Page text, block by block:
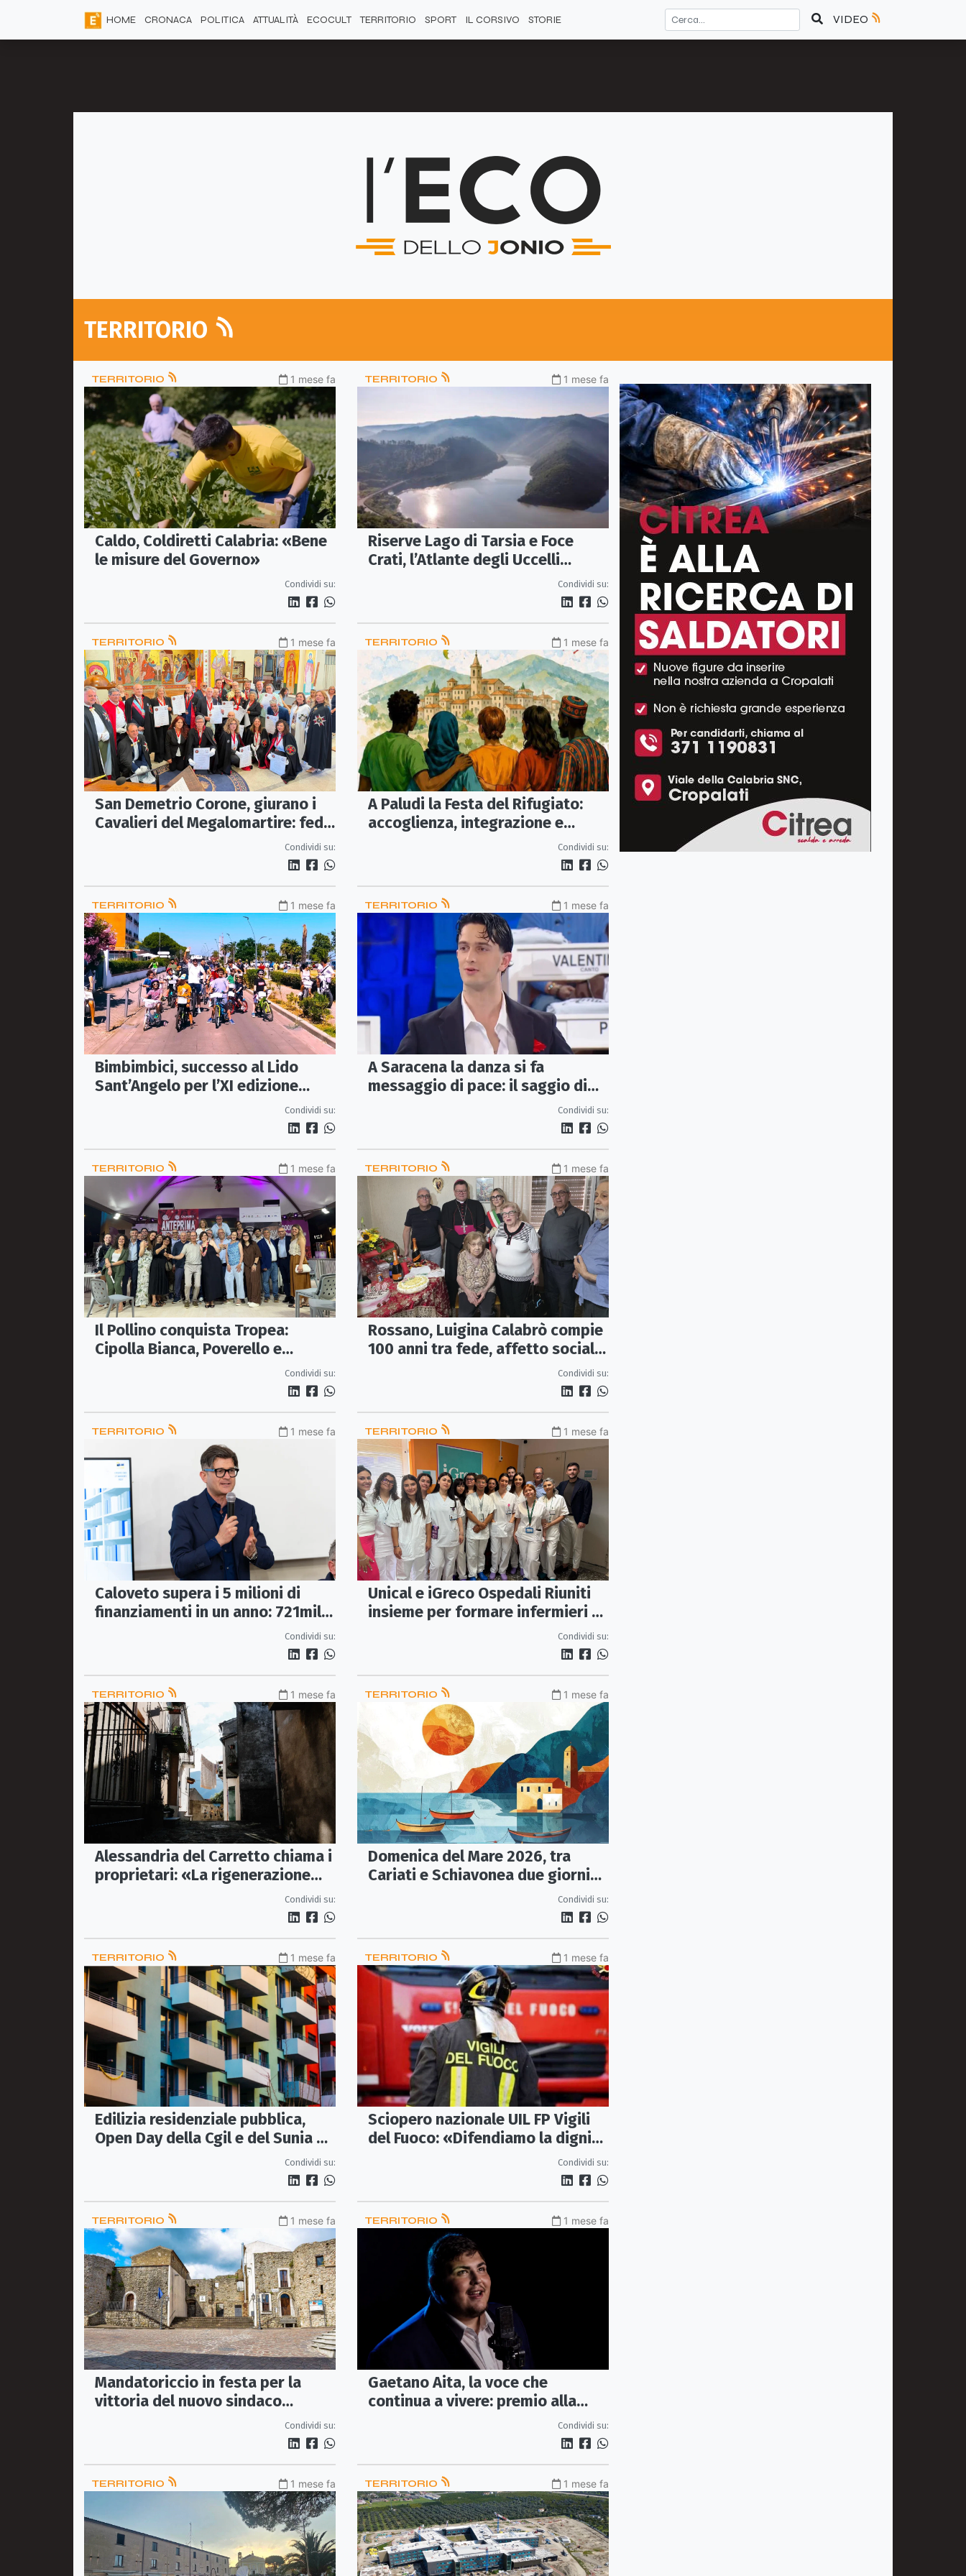
HOME CRONACA POLITICA ATTUALITÀ ECOCULT TERRITORIO SPORT IL CORSIVO STORIE VIDEO
TERRITORIO
TERRITORIO 1 mese fa
Caldo, Coldiretti Calabria: «Bene
le misure del Governo»
Condividi su:
TERRITORIO 1 mese fa
Riserve Lago di Tarsia e Foce
Crati, l’Atlante degli Uccelli
Nidificanti al centro di un evento
Condividi su:
TERRITORIO 1 mese fa
San Demetrio Corone, giurano i
Cavalieri del Megalomartire: fede,
Condividi su:
TERRITORIO 1 mese fa
A Paludi la Festa del Rifugiato:
accoglienza, integrazione e
dialogo al centro dell’incontroCondividi su:
TERRITORIO 1 mese fa
Bimbimbici, successo al Lido
Sant’Angelo per l’XI edizione
promossa da Sportland ClubCondividi su:
TERRITORIO 1 mese fa
A Saracena la danza si fa
messaggio di pace: il saggio di
Isabel Dance porta in piazza arte,
Condividi su:
TERRITORIO 1 mese fa
Il Pollino conquista Tropea:
Cipolla Bianca, Poverello e
all’Anteprima di Terra Madre
Condividi su:
TERRITORIO 1 mese fa
Rossano, Luigina Calabrò compie
100 anni tra fede, affetto sociale
Condividi su:
TERRITORIO 1 mese fa
Caloveto supera i 5 milioni di
finanziamenti in un anno: 721mila
euro per rendere più sicuro ilCondividi su:
TERRITORIO 1 mese fa
Unical e iGreco Ospedali Riuniti
insieme per formare infermieri e
Condividi su:
TERRITORIO 1 mese fa
Alessandria del Carretto chiama i
proprietari: «La rigenerazione
del borgo passa dalle caseCondividi su:
TERRITORIO 1 mese fa
Domenica del Mare 2026, tra
Cariati e Schiavonea due giorni
Condividi su:
TERRITORIO 1 mese fa
Edilizia residenziale pubblica,
Open Day della Cgil e del Sunia a
Condividi su:
TERRITORIO 1 mese fa
Sciopero nazionale UIL FP Vigili
del Fuoco: «Difendiamo la dignità
dei lavoratori e la sicurezza dei
Condividi su:
TERRITORIO 1 mese fa
Mandatoriccio in festa per la
vittoria del nuovo sindaco
Condividi su:
TERRITORIO 1 mese fa
Gaetano Aita, la voce che
continua a vivere: premio alla
intitolazione del Teatro comunale
Condividi su:
TERRITORIO 1 mese fa TERRITORIO 1 mese fa